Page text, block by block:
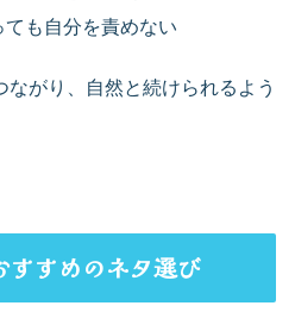
も自分を責めない
がり、自然と続けられるよう
すすめのネタ選び